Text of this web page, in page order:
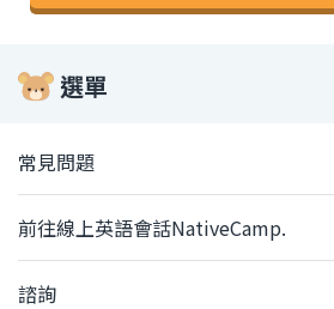
選單
常見問題
前往線上英語會話NativeCamp.
諮詢